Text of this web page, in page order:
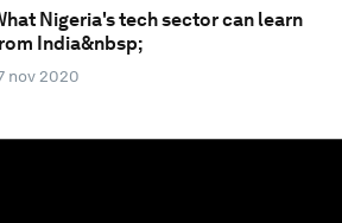
Nigeria's tech sector can learn
India&nbsp;
nov 2020